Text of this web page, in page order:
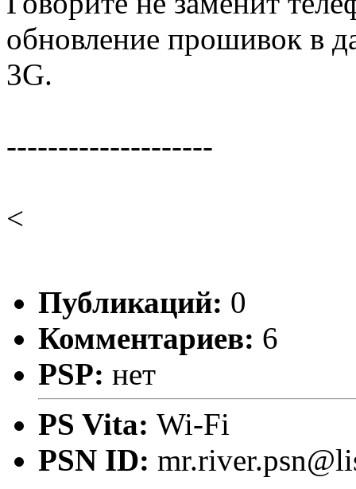
обновление прошивок в
3G.
--------------------
<
Публикаций: 0
Комментариев: 6
PSP: нет
PS Vita: Wi-Fi
PSN ID: